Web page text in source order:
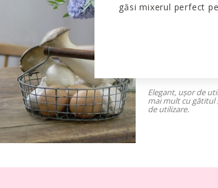
găsi mixerul perfect
Elegant, ușor de
mai mult cu gătitul
de utilizare.